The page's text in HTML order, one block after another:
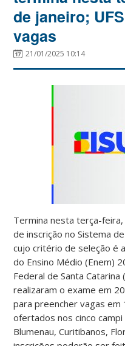
de janeiro;
vagas
21/01/2025 10:14
Termina nesta terça-
de inscrição no Sistema
cujo critério de seleção é
do Ensino Médio (Enem)
Federal de Santa Catarina
realizaram o exame em
para preencher vagas em
ofertados nos cinco
Blumenau, Curitibanos,